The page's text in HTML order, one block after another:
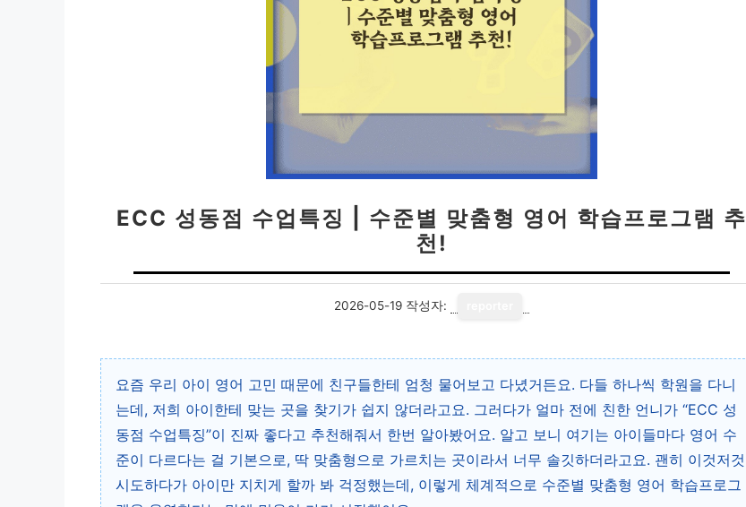
ECC 성동점 수업특징 | 수준별 맞춤형 영어 학습프로그램 추
천!
2026-05-19 작성자:
요즘 우리 아이 영어 고민 때문에 친구들한테 엄청 물어보고 다녔거든요. 다들 하나씩 학원을 다니
는데, 저희 아이한테 맞는 곳을 찾기가 쉽지 않더라고요. 그러다가 얼마 전에 친한 언니가 “ECC 성
동점 수업특징”이 진짜 좋다고 추천해줘서 한번 알아봤어요. 알고 보니 여기는 아이들마다 영어 수
준이 다르다는 걸 기본으로, 딱 맞춤형으로 가르치는 곳이라서 너무 솔깃하더라고요. 괜히 이것저것
시도하다가 아이만 지치게 할까 봐 걱정했는데, 이렇게 체계적으로 수준별 맞춤형 영어 학습프로그